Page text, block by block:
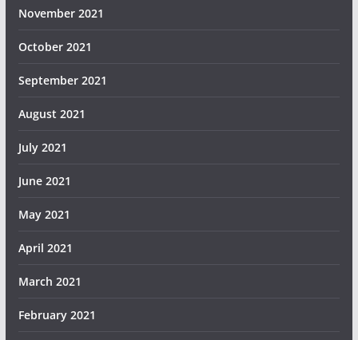
November 2021
October 2021
September 2021
August 2021
July 2021
June 2021
May 2021
April 2021
March 2021
February 2021